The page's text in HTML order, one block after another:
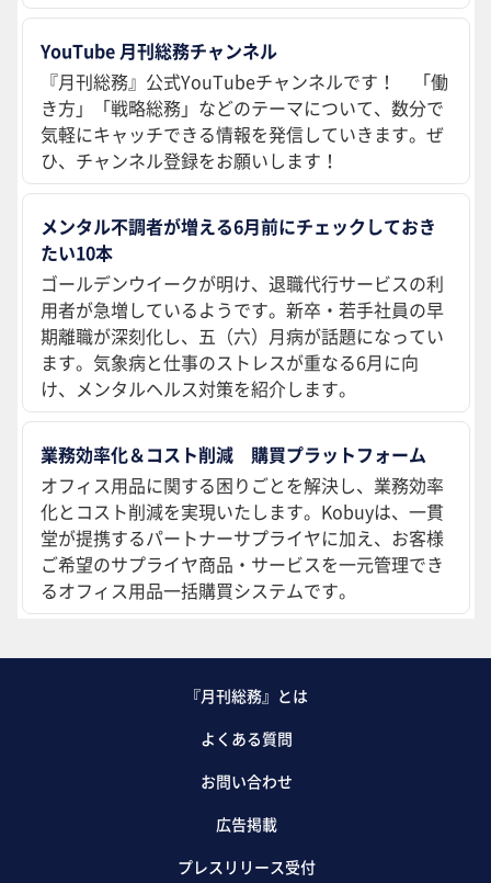
YouTube 月刊総務チャンネル
『月刊総務』公式YouTubeチャンネルです！ 「働
き方」「戦略総務」などのテーマについて、数分で
気軽にキャッチできる情報を発信していきます。ぜ
ひ、チャンネル登録をお願いします！
メンタル不調者が増える6月前にチェックしておき
たい10本
ゴールデンウイークが明け、退職代行サービスの利
用者が急増しているようです。新卒・若手社員の早
期離職が深刻化し、五（六）月病が話題になってい
ます。気象病と仕事のストレスが重なる6月に向
け、メンタルヘルス対策を紹介します。
業務効率化＆コスト削減 購買プラットフォーム
オフィス用品に関する困りごとを解決し、業務効率
化とコスト削減を実現いたします。Kobuyは、一貫
堂が提携するパートナーサプライヤに加え、お客様
ご希望のサプライヤ商品・サービスを一元管理でき
るオフィス用品一括購買システムです。
『月刊総務』とは
よくある質問
お問い合わせ
広告掲載
プレスリリース受付